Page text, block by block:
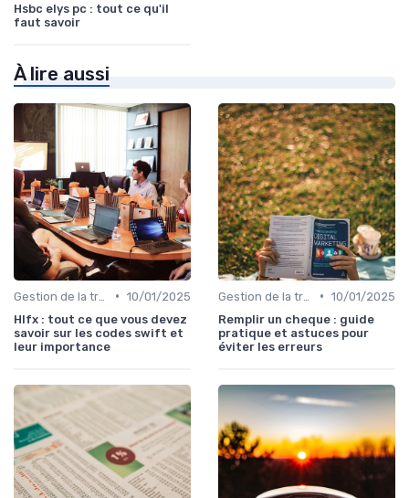
Hsbc elys pc : tout ce qu'il
faut savoir
À lire aussi
• 10/01/2025
Hlfx : tout ce que vous devez
savoir sur les codes swift et
leur importance
• 10/01/2025
Remplir un cheque : guide
pratique et astuces pour
éviter les erreurs